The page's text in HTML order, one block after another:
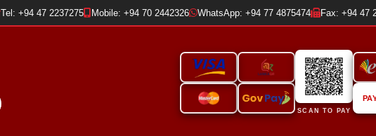
Tel: +94 47 2237275 Mobile: +94 70 2442326 WhatsApp: +94 77 4875474 Fax: +94 47
SCAN TO PAY